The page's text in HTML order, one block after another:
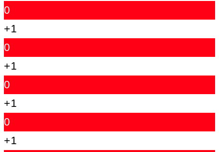
0
+1
0
+1
0
+1
0
+1